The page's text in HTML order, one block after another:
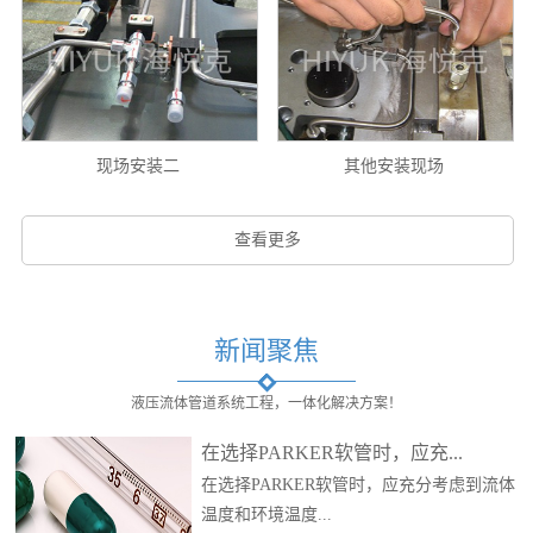
现场安装二 其他安装现场
查看更多
新闻聚焦
液压流体管道系统工程，一体化解决方案！
在选择PARKER软管时，应充...
在选择PARKER软管时，应充分考虑到流体
温度和环境温度...